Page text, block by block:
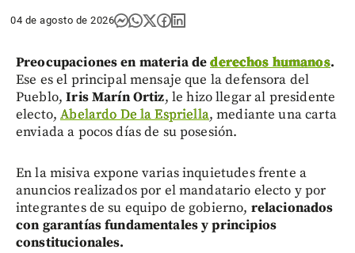
04 de agosto de 2026
Preocupaciones en materia dederechos humanos.
Ese es el principal mensaje que la defensora del
Pueblo,Iris Marín Ortiz, le hizo llegar al presidente
electo,Abelardo De la Espriella, mediante una carta
enviada a pocos días de su posesión.
En la misiva expone varias inquietudes frente a
anuncios realizados por el mandatario electo y por
integrantes de su equipo de gobierno, relacionados
con garantías fundamentales y principios
constitucionales.